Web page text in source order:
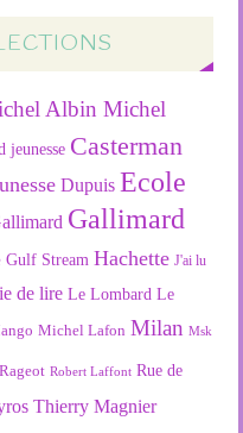
Albin Michel
jeunesse Casterman
Dupuis Ecole
Gallimard
Gulf Stream Hachette J'ai lu
de lire Le Lombard Le
Michel Lafon Milan Msk
Rageot Robert Laffont Rue de
Thierry Magnier